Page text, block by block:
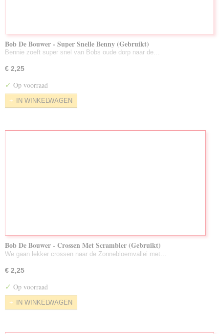
Bob De Bouwer - Super Snelle Benny (Gebruikt)
Bennie zoeft super snel van Bobs oude dorp naar de…
€ 2,25
✓ Op voorraad
IN WINKELWAGEN
Bob De Bouwer - Crossen Met Scrambler (Gebruikt)
We gaan lekker crossen naar de Zonnebloemvallei met…
€ 2,25
✓ Op voorraad
IN WINKELWAGEN